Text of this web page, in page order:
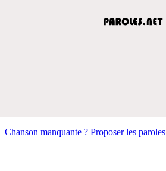
Chanson manquante ? Proposer les paroles